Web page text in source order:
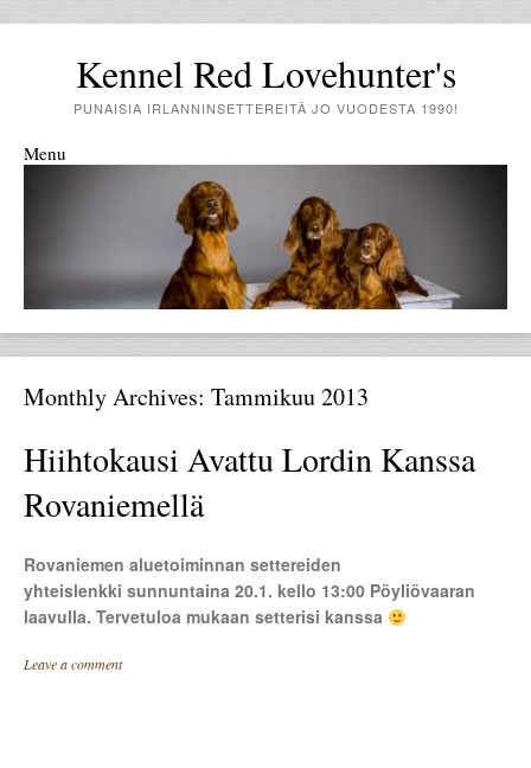
Kennel Red Lovehunter's
PUNAISIA IRLANNINSETTEREITÄ JO VUODESTA 1990!
Menu
Monthly Archives: Tammikuu 2013
Hiihtokausi Avattu Lordin Kanssa
Rovaniemellä
Rovaniemen aluetoiminnan settereiden
yhteislenkki sunnuntaina 20.1. kello 13:00 Pöyliövaaran
laavulla. Tervetuloa mukaan setterisi kanssa
Leave a comment